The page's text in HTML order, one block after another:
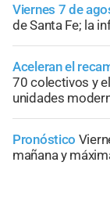
Viernes 7 de
de Santa Fe; la
Aceleran el
70 colectivos y
unidades
Pronóstico
mañana y